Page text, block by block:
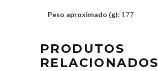
Peso aproximado (g): 177
PRODUTOS
RELACIONADOS